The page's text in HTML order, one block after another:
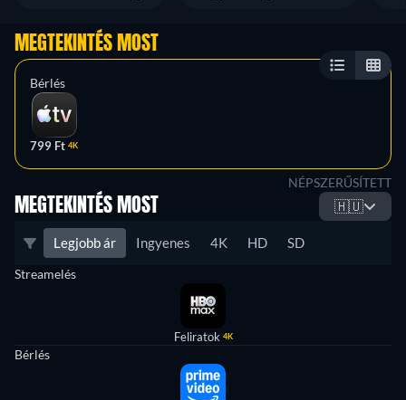
MEGTEKINTÉS MOST
Bérlés
799 Ft 4K
NÉPSZERŰSÍTETT
MEGTEKINTÉS MOST 🇭🇺
Legjobb ár Ingyenes 4K HD SD
Streamelés
Feliratok 4K
Bérlés